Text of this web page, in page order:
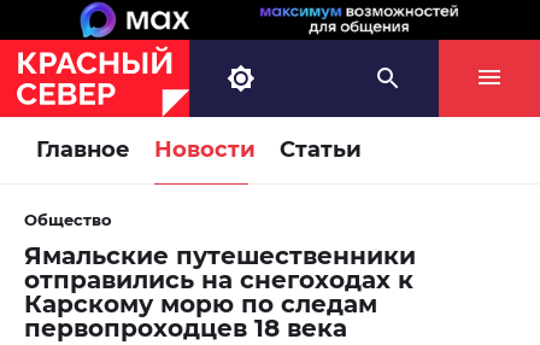
Главное Новости Статьи
Общество
Ямальские путешественники
отправились на снегоходах к
Карскому морю по следам
первопроходцев 18 века